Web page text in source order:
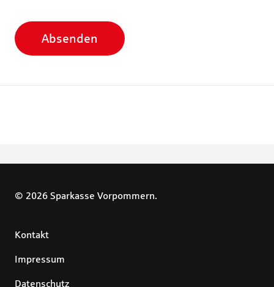
Absenden
© 2026 Sparkasse Vorpommern.
Kontakt
Impressum
Datenschutz